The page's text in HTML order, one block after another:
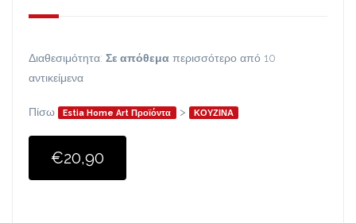
Διαθεσιμότητα: Σε απόθεμα περισσότερο από 10
αντικείμενα
Πίσω Estia Home Art Προϊόντα > ΚΟΥΖΙΝΑ
€20,90